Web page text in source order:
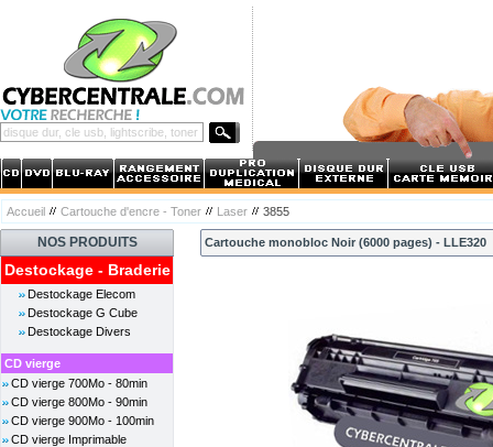
Accueil Cartouche d'encre - Toner Laser 3855
NOS PRODUITS
Destockage - Braderie
Destockage Elecom
Destockage G Cube
Destockage Divers
CD vierge
CD vierge 700Mo - 80min
CD vierge 800Mo - 90min
CD vierge 900Mo - 100min
CD vierge Imprimable
Cartouche monobloc Noir (6000 pages) - LLE320